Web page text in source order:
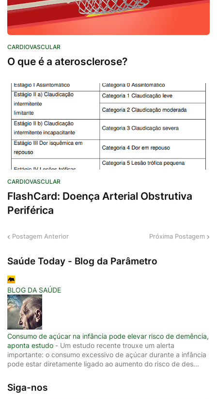
CARDIOVASCULAR
O que é a aterosclerose?
CARDIOVASCULAR
FlashCard: Doença Arterial Obstrutiva
Periférica
Postagem Anterior Próxima Postagem
Saúde Today - Blog da Parâmetro
BLOG DA SAÚDE
Consumo de açúcar na infância pode elevar risco de demência,
aponta estudo - Um estudo recente trouxe um alerta
importante: o consumo excessivo de açúcar durante a infância
pode estar diretamente ligado ao aumento do risco de des...
Siga-nos